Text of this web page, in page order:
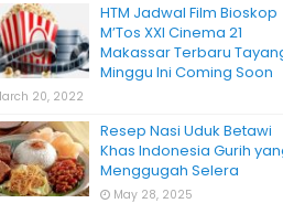
HTM Jadwal Film Bioskop
M’Tos XXI Cinema 21
Makassar Terbaru
Minggu Ini Coming Soon
20, 2022
Resep Nasi Uduk Betawi
Khas Indonesia Gurih
Menggugah Selera
May 28, 2025